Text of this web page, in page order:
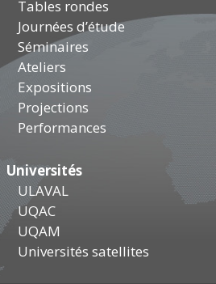
Tables rondes
Journées d’étude
Séminaires
Ateliers
Expositions
Projections
Performances
Universités
ULAVAL
UQAC
UQAM
Universités satellites